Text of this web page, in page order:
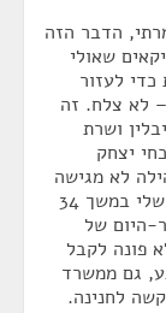
הדבר הזה
שאולי
כדי לעזור
– לא צלח. זה
ושרת
יצחק
לא מגישה
בקשות לקבל חנינה. אני שירתתי את הקהילה שלי במשך 34
היום של
פונה לקבל
גם ממשרד
לחנינה.